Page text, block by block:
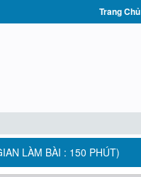
Trang Chủ
LÀM BÀI : 150 PHÚT)